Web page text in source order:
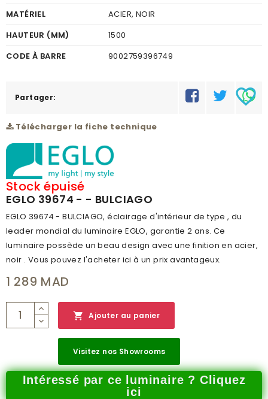
MATÉRIEL
ACIER, NOIR
HAUTEUR (MM)
1500
CODE À BARRE
9002759396749
Partager:
Télécharger la fiche technique
Stock épuisé
EGLO 39674 - - BULCIAGO
EGLO 39674 - BULCIAGO, éclairage d'intérieur de type , du
leader mondial du luminaire EGLO, garantie 2 ans. Ce
luminaire possède un beau design avec une finition en acier,
noir . Vous pouvez l'acheter ici à un prix avantageux.
favorite_border
1 289 MAD
 Ajouter au panier
Visitez nos Showrooms
Intéressé par ce luminaire ? Cliquez
ici